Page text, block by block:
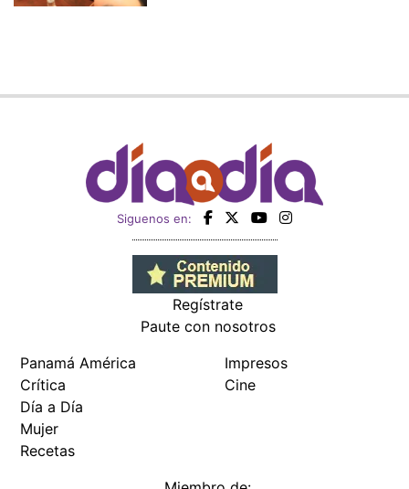
Siguenos en:
Regístrate
Paute con nosotros
Panamá América
Crítica
Día a Día
Mujer
Recetas
Impresos
Cine